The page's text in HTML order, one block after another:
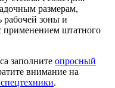
размерам,
рабочей зоны и
применением штатного
заполните опросный
внимание на
.